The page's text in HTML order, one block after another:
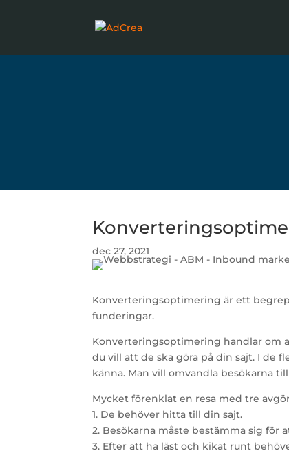
dec 27, 2021
Konverteringsoptimering är ett
funderingar.
Konverteringsoptimering handlar om
du vill att de ska göra på din sajt. I de
känna. Man vill omvandla besökarna
Mycket förenklat en resa med tre
1. De behöver hitta till din sajt.
2. Besökarna måste bestämma sig för
3. Efter att ha läst och kikat runt